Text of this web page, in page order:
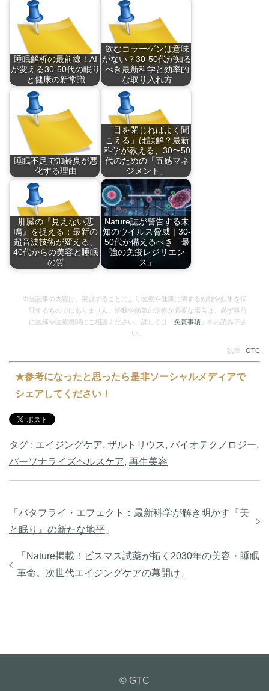
睡眠解析の最前線！AI
が変える30-50代の眠り
と健康の新常識
睡眠解析の現場で進
む…
飲むコラーゲンは意味
がない？30-50代が知る
べき最新科学と効率的
な取り入れ方
1. 30代から始ま…
睡眠不足で加齢臭が悪
化する理由
40歳前後になると
発…
「目を閉じればよく聞
こえる」は誤解？最新
科学が教える、30〜50
代のための「五感マネ
ジメント」
「目を閉じればよく
聞…
肝臓の『見えない悲
鳴』を捉える：最新の
超音波技術が変える、
40代からの美容と睡眠
の質
Nature誌が警告する未
知のウイルス脅威｜30-
50代が備えるべき「最
強の免疫レジリエン
ス」
※当記事の内容は、実践することにより医療や健康に関する効能や効果を保
証するものではありません。怪我や病気の治療が必要な場合は、必ず事前
に医師や医療機関にご相談ください。詳しくは「 免責事項 」をお読み下さ
い。
執筆 : GTC
★参考になったと思ったら是非ソーシャルメディアで
シェアしてください！
タグ : エイジングケア, ザルトリウス , バイオテクノロジー,
パーソナライズヘルスケア, 再生美容
「 バタフライ・エフェクト：最新科学が解き明かす『美
と眠り』の新たな地平 」
「 Nature掲載！ビスマス試薬が拓く2030年の美容・睡眠
革命。次世代エイジングケアの幕開け 」
© GTC